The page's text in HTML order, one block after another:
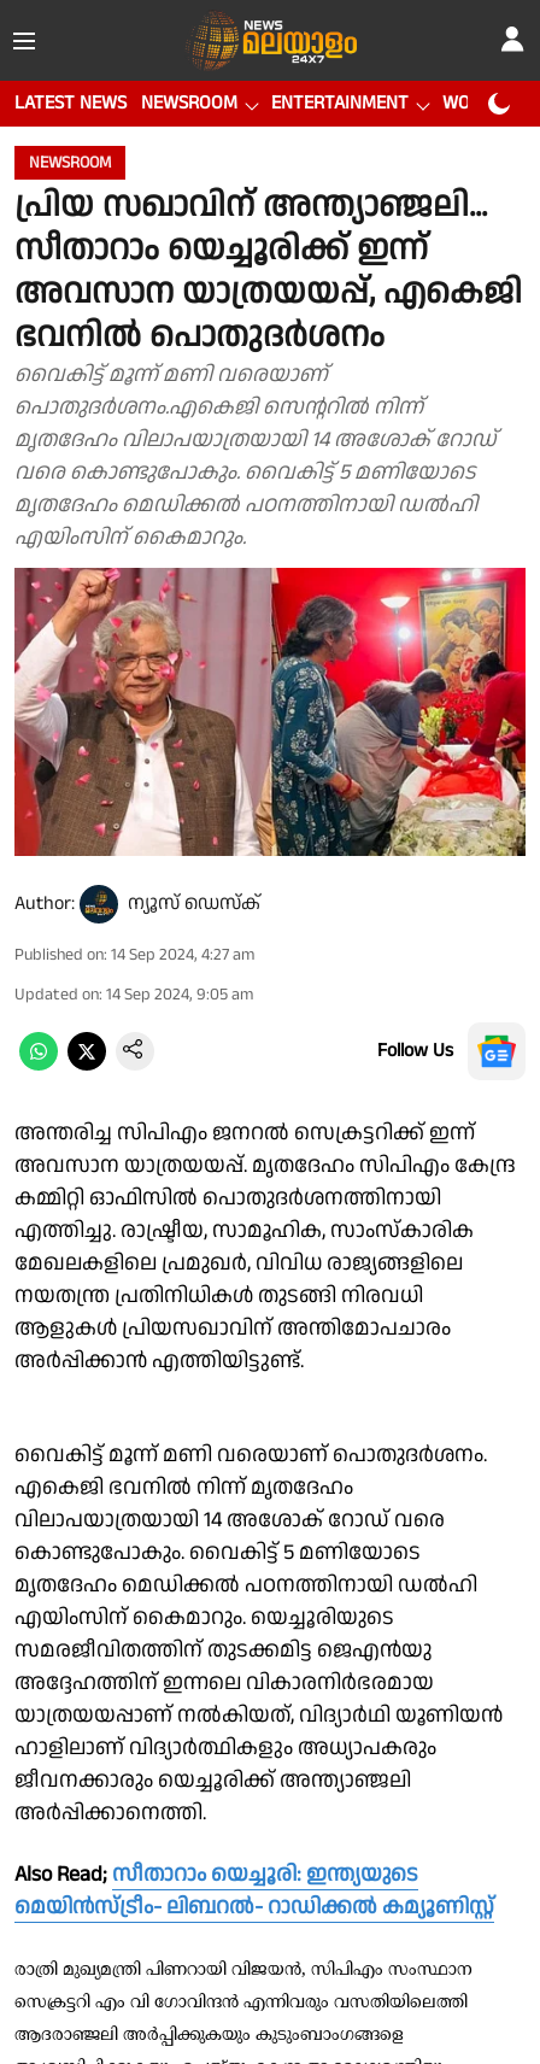
LATEST NEWS NEWSROOM ENTERTAINMENT WORLD CUP
NEWSROOM
പ്രിയ സഖാവിന് അന്ത്യാഞ്ജലി...
സീതാറാം യെച്ചൂരിക്ക് ഇന്ന്
അവസാന യാത്രയയപ്പ്, എകെജി
ഭവനിൽ പൊതുദർശനം
വൈകിട്ട് മൂന്ന് മണി വരെയാണ്
പൊതുദർശനം.എകെജി സെന്ററിൽ നിന്ന്
മൃതദേഹം വിലാപയാത്രയായി 14 അശോക് റോഡ്
വരെ കൊണ്ടുപോകും. വൈകിട്ട് 5 മണിയോടെ
മൃതദേഹം മെഡിക്കൽ പഠനത്തിനായി ഡൽഹി
എയിംസിന് കൈമാറും.
Author: ന്യൂസ് ഡെസ്ക്
Published on: 14 Sep 2024, 4:27 am
Updated on: 14 Sep 2024, 9:05 am
Follow Us
അന്തരിച്ച സിപിഎം ജനറൽ സെക്രട്ടറിക്ക് ഇന്ന്
അവസാന യാത്രയയപ്പ്. മൃതദേഹം സിപിഎം കേന്ദ്ര
കമ്മിറ്റി ഓഫിസിൽ പൊതുദർശനത്തിനായി
എത്തിച്ചു. രാഷ്ട്രീയ, സാമൂഹിക, സാംസ്കാരിക
മേഖലകളിലെ പ്രമുഖർ, വിവിധ രാജ്യങ്ങളിലെ
നയതന്ത്ര പ്രതിനിധികൾ തുടങ്ങി നിരവധി
ആളുകൾ പ്രിയസഖാവിന് അന്തിമോപചാരം
അർപ്പിക്കാൻ എത്തിയിട്ടുണ്ട്.
വൈകിട്ട് മൂന്ന് മണി വരെയാണ് പൊതുദർശനം.
എകെജി ഭവനിൽ നിന്ന് മൃതദേഹം
വിലാപയാത്രയായി 14 അശോക് റോഡ് വരെ
കൊണ്ടുപോകും. വൈകിട്ട് 5 മണിയോടെ
മൃതദേഹം മെഡിക്കൽ പഠനത്തിനായി ഡൽഹി
എയിംസിന് കൈമാറും. യെച്ചൂരിയുടെ
സമരജീവിതത്തിന്‌ തുടക്കമിട്ട ജെഎൻയു
അദ്ദേഹത്തിന് ഇന്നലെ വികാരനിർഭരമായ
യാത്രയയപ്പാണ് നൽകിയത്, വിദ്യാർഥി യൂണിയൻ
ഹാളിലാണ് വിദ്യാർത്ഥികളും അധ്യാപകരും
ജീവനക്കാരും യെച്ചൂരിക്ക് അന്ത്യാഞ്ജലി
അർപ്പിക്കാനെത്തി.
Also Read; സീതാറാം യെച്ചൂരി: ഇന്ത്യയുടെ
മെയിന്‍സ്ട്രീം- ലിബറല്‍- റാഡിക്കല്‍ കമ്യൂണിസ്റ്റ്
രാത്രി മുഖ്യമന്ത്രി പിണറായി വിജയൻ, സിപിഎം സംസ്ഥാന
സെക്രട്ടറി എം വി ഗോവിന്ദൻ എന്നിവരും വസതിയിലെത്തി
ആദരാഞ്ജലി അർപ്പിക്കുകയും കുടുംബാംഗങ്ങളെ